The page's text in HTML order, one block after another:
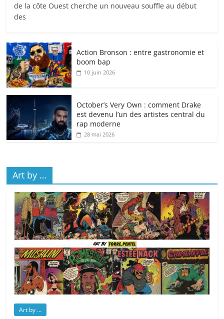
de la côte Ouest cherche un nouveau souffle au début
des
Action Bronson : entre gastronomie et
boom bap
10 juin 2026
October’s Very Own : comment Drake
est devenu l’un des artistes central du
rap moderne
28 mai 2026
Art by …
Art by ...